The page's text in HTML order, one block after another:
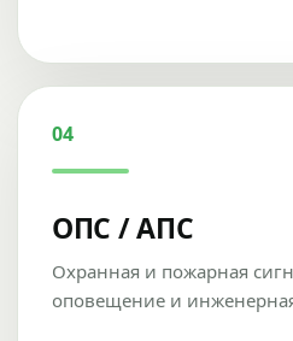
04
ОПС / АПС
Охранная и пожарная
оповещение и